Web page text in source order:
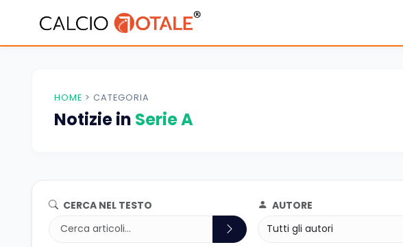
HOME > CATEGORIA
Notizie in Serie A
CERCA NEL TESTO AUTORE